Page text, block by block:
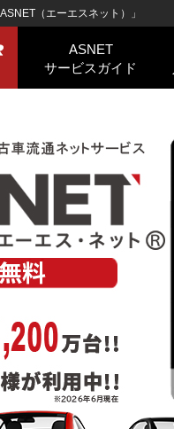
（エーエスネット）」
ASNET
サービスガイド